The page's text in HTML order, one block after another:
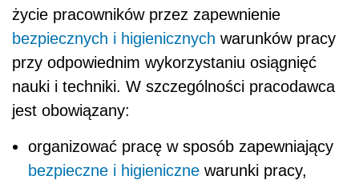
życie pracowników przez zapewnienie
bezpiecznych i higienicznych warunków pracy
przy odpowiednim wykorzystaniu osiągnięć
nauki i techniki. W szczególności pracodawca
jest obowiązany:
organizować pracę w sposób zapewniający
bezpieczne i higieniczne warunki pracy,